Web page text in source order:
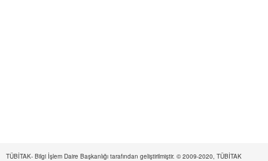
TÜBİTAK- Bilgi İşlem Daire Başkanlığı tarafından geliştirilmiştir. © 2009-2020, TÜBİTAK